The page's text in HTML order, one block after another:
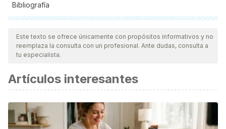
Bibliografía
Todas las fuentes citadas fueron revisadas a profundidad por
nuestro equipo, para asegurar su calidad, confiabilidad,
vigencia y validez.La bibliografía de este artículo fue
científica.
Silverman, R. A. (2009). Alteraciones de las uñas. In
Dermatología neonatal.https://doi.org/10.1016/B978-84-
8086-390-2.50029-2
Este texto se ofrece únicamente con propósitos informativos y no
reemplaza la consulta con un profesional. Ante dudas, consulta a
tu especialista.
Artículos interesantes